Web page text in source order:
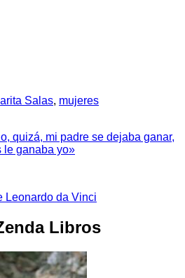
Salas, mujeres
quizá, mi padre se dejaba ganar,
le ganaba yo»
Leonardo da Vinci